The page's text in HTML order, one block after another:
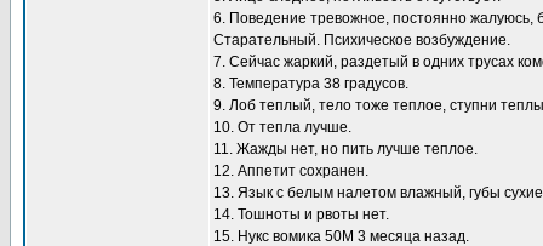
6. Поведение тревожное, постоянно жалуюсь,
Старательный. Психическое возбуждение.
7. Сейчас жаркий, раздетый в одних трусах
8. Температура 38 градусов.
9. Лоб теплый, тело тоже теплое, ступни
10. От тепла лучше.
11. Жажды нет, но пить лучше теплое.
12. Аппетит сохранен.
13. Язык с белым налетом влажный, губы
14. Тошноты и рвоты нет.
15. Нукс вомика 50М 3 месяца назад.